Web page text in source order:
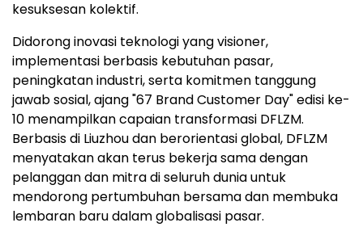
kesuksesan kolektif.
Didorong inovasi teknologi yang visioner,
implementasi berbasis kebutuhan pasar,
peningkatan industri, serta komitmen tanggung
jawab sosial, ajang "67 Brand Customer Day" edisi ke-
10 menampilkan capaian transformasi DFLZM.
Berbasis di Liuzhou dan berorientasi global, DFLZM
menyatakan akan terus bekerja sama dengan
pelanggan dan mitra di seluruh dunia untuk
mendorong pertumbuhan bersama dan membuka
lembaran baru dalam globalisasi pasar.